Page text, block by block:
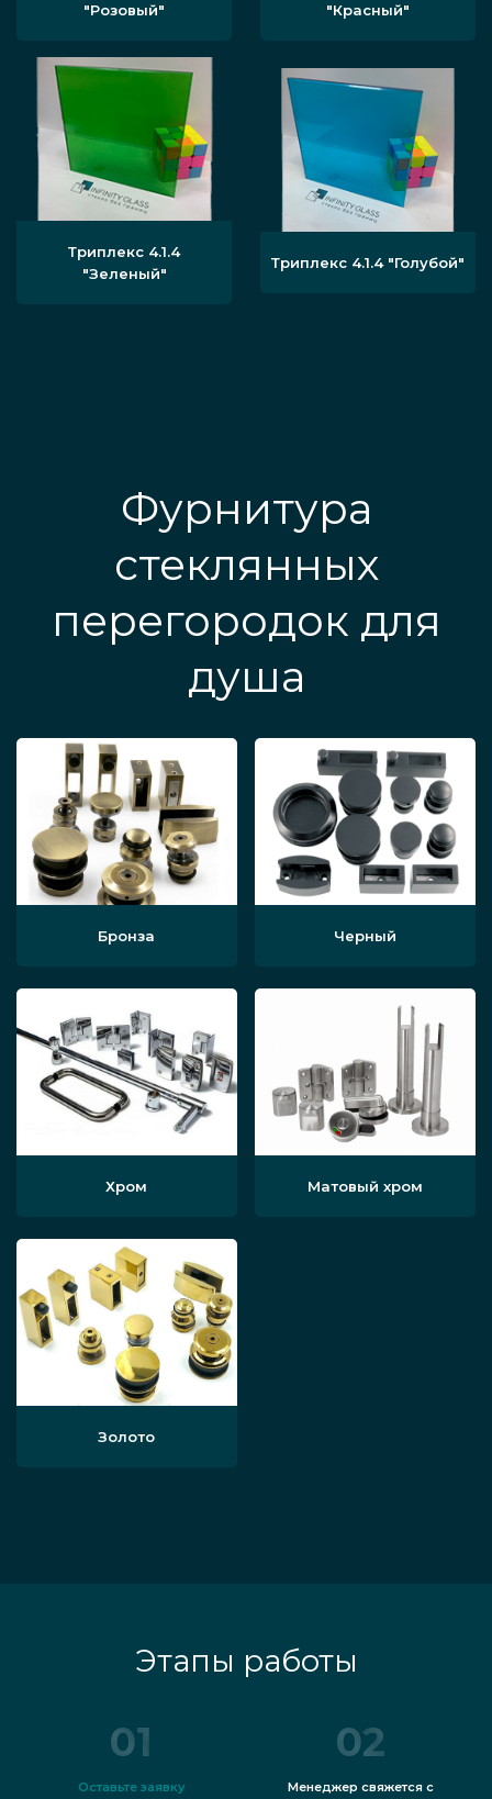
"Розовый"
"Красный"
Триплекс 4.1.4
"Зеленый"
Триплекс 4.1.4 "Голубой"
Фурнитура
стеклянных
перегородок для
душа
Бронза Черный
Хром Матовый хром
Золото
Этапы работы
01
Оставьте заявку
02
Менеджер свяжется с